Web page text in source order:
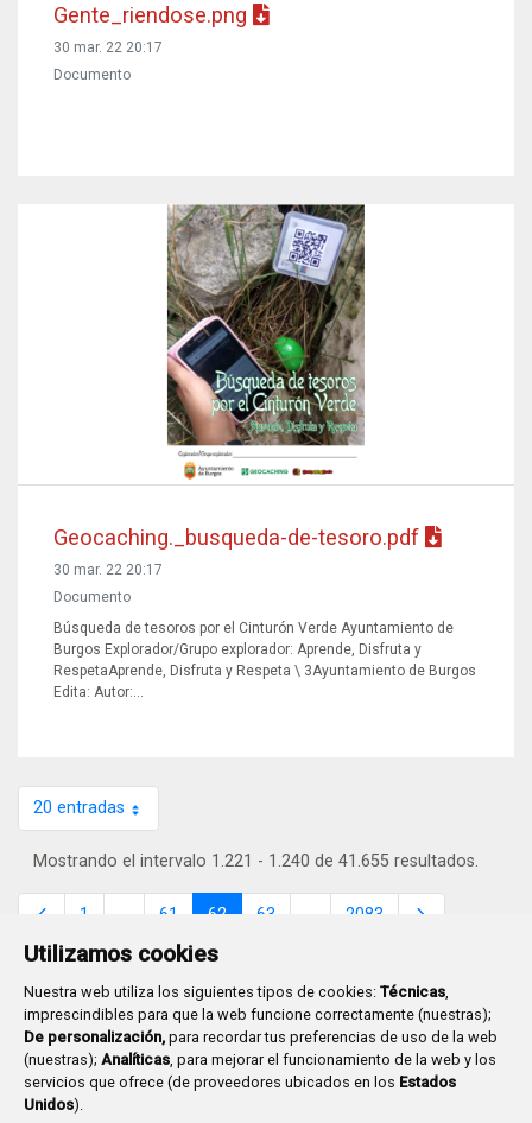
Utilizamos cookies
Nuestra web utiliza los siguientes tipos de cookies: Técnicas,
imprescindibles para que la web funcione correctamente (nuestras);
De personalización, para recordar tus preferencias de uso de la web
(nuestras); Analíticas, para mejorar el funcionamiento de la web y los
servicios que ofrece (de proveedores ubicados en los Estados
Unidos).
Gente_riendose.png
30 mar. 22 20:17
Documento
Geocaching._busqueda-de-tesoro.pdf
30 mar. 22 20:17
Documento
Búsqueda de tesoros por el Cinturón Verde Ayuntamiento de
Burgos Explorador/Grupo explorador: Aprende, Disfruta y
RespetaAprende, Disfruta y Respeta \ 3Ayuntamiento de Burgos
Edita: Autor:...
20 entradasPor página
Mostrando el intervalo 1.221 - 1.240 de 41.655 resultados.
1 61 62 63 2083
Plaza Mayor 1- 09071BURGOS
947 288 800 CIF:P-0906100-C